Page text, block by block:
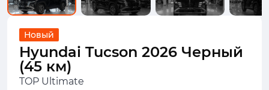
Новый
Hyundai Tucson 2026 Черный
(45 км)
TOP Ultimate